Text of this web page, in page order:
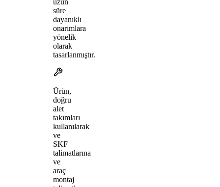
süre
dayanıklı
onarımlara
yönelik
olarak
tasarlanmıştır.
Ürün,
doğru
alet
takımları
kullanılarak
ve
SKF
talimatlarına
ve
araç
montaj